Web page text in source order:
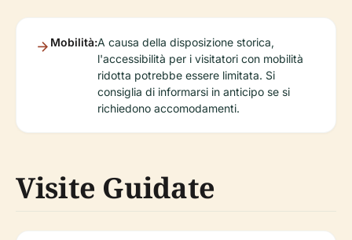
Mobilità:A causa della disposizione storica,
l'accessibilità per i visitatori con mobilità
ridotta potrebbe essere limitata. Si
consiglia di informarsi in anticipo se si
richiedono accomodamenti.
Visite Guidate